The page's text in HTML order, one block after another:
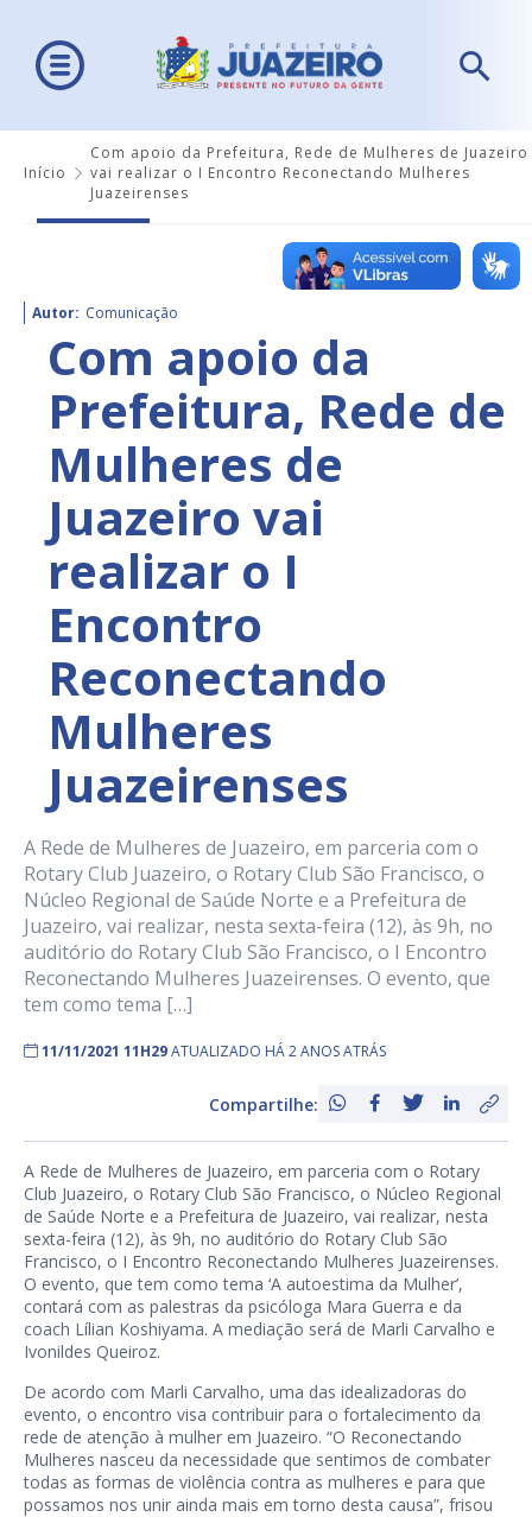
Início
Com apoio da Prefeitura, Rede de Mulheres de Juazeiro
vai realizar o I Encontro Reconectando Mulheres
Juazeirenses
Autor: Comunicação
Com apoio da
Prefeitura, Rede de
Mulheres de
Juazeiro vai
realizar o I
Encontro
Reconectando
Mulheres
Juazeirenses
A Rede de Mulheres de Juazeiro, em parceria com o
Rotary Club Juazeiro, o Rotary Club São Francisco, o
Núcleo Regional de Saúde Norte e a Prefeitura de
Juazeiro, vai realizar, nesta sexta-feira (12), às 9h, no
auditório do Rotary Club São Francisco, o I Encontro
Reconectando Mulheres Juazeirenses. O evento, que
tem como tema […]
11/11/2021 11H29ATUALIZADO HÁ 2 ANOS ATRÁS
Compartilhe:
A Rede de Mulheres de Juazeiro, em parceria com o Rotary
Club Juazeiro, o Rotary Club São Francisco, o Núcleo Regional
de Saúde Norte e a Prefeitura de Juazeiro, vai realizar, nesta
sexta-feira (12), às 9h, no auditório do Rotary Club São
Francisco, o I Encontro Reconectando Mulheres Juazeirenses.
O evento, que tem como tema ‘A autoestima da Mulher’,
contará com as palestras da psicóloga Mara Guerra e da
coach Lílian Koshiyama. A mediação será de Marli Carvalho e
Ivonildes Queiroz.
De acordo com Marli Carvalho, uma das idealizadoras do
evento, o encontro visa contribuir para o fortalecimento da
rede de atenção à mulher em Juazeiro. “O Reconectando
Mulheres nasceu da necessidade que sentimos de combater
todas as formas de violência contra as mulheres e para que
possamos nos unir ainda mais em torno desta causa”, frisou